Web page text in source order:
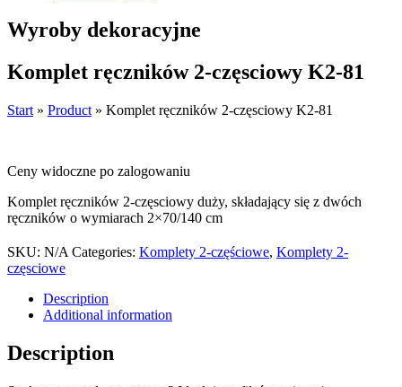
Wyroby dekoracyjne
Komplet ręczników 2-częsciowy K2-81
Start » Product » Komplet ręczników 2-częsciowy K2-81
Ceny widoczne po zalogowaniu
Komplet ręczników 2-częsciowy duży, składający się z dwóch
ręczników o wymiarach 2×70/140 cm
SKU: N/A Categories: Komplety 2-częściowe, Komplety 2-
częsciowe
Description
Additional information
Description